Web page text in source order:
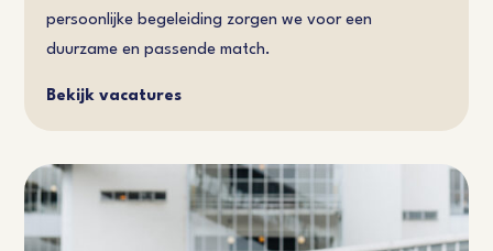
persoonlijke begeleiding zorgen we voor een
duurzame en passende match.
Bekijk vacatures